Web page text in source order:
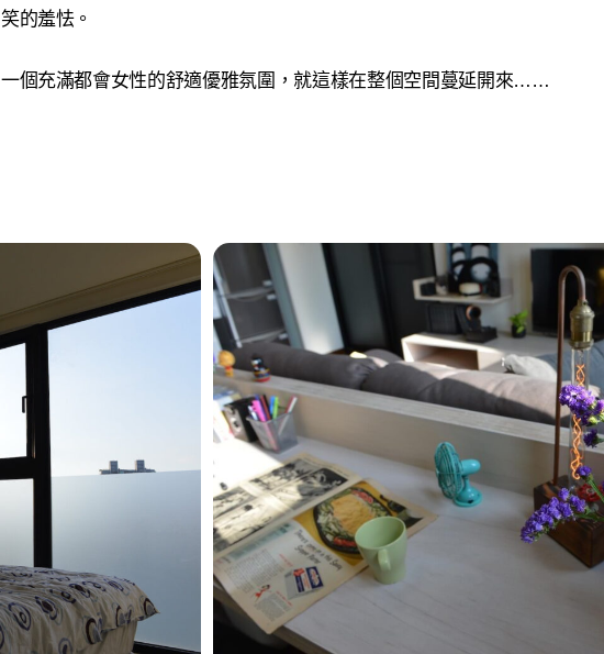
笑的羞怯。
一個充滿都會女性的舒適優雅氛圍，就這樣在整個空間蔓延開來……
dsc_4953_29091067792_o